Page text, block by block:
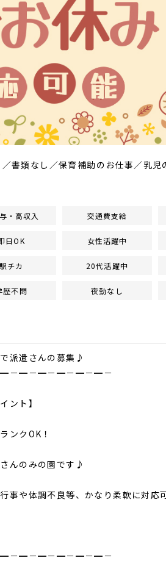
書類なし／保育補助のお仕事／乳
・高収入 交通費支給
日OK 女性活躍中
駅チカ 20代活躍中
歴不問 夜勤なし
派遣さんの募集♪
－━－━－━－━－━－
ント】
ンクOK！
んのみの園です♪
行事や体調不良等、かなり柔軟に対応
－━－━－━－━－━－